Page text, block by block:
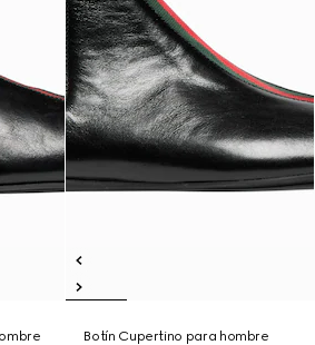
Botín Cupertino para hombre